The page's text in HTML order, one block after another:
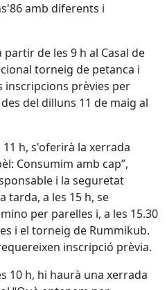
amb diferents i
de les 9 h al Casal de
torneig de petanca i
inscripcions prèvies per
del dilluns 11 de maig al
11 h, s'oferirà la xerrada
Consumim amb cap”,
i la seguretat
tarda, a les 15 h, se
per parelles i, a les 15.30
i el torneig de Rummikub.
inscripció prèvia.
10 h, hi haurà una xerrada